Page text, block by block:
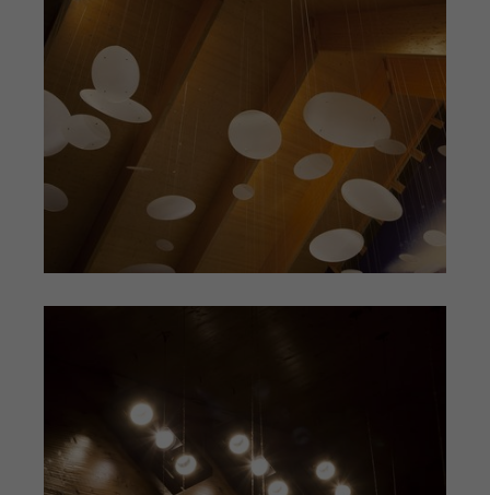
zufällig generierte ID, für die
historische Speicherung Ihrer
vorgenommen Einstellungen, falls der
Webseiten-Betreiber dies eingestellt
Name PHPSESSID
Benutzer gespeichert. Dieser Session-
Cookie wird verwendet, um den
Benutzer wiedererkennen zu können.
(z. B. Deutsch), wie viele Suchergebnisse
pro Seite angezeigt werden sollen und
ob der Google SafeSearch-Filter aktiviert
sein soll. Die ausführliche
Datenschutzrichtlinie finden Sie hier:
https://www.google.com/policies/privacy/
Name YSC
Laufzeit Sitzung
Statistiken der Videos von YouTube, die
der Benutzer gesehen hat, zu behalten.